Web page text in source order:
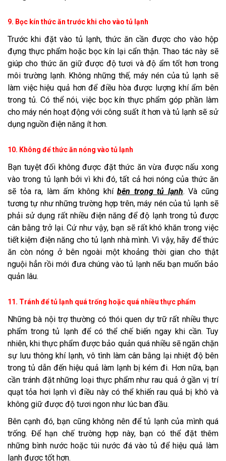
9. Bọc kín thức ăn trước khi cho vào tủ lạnh
Trước khi đặt vào tủ lạnh, thức ăn cần được cho vào hộp
đựng thực phẩm hoặc bọc kín lại cẩn thận. Thao tác này sẽ
giúp cho thức ăn giữ được độ tươi và độ ẩm tốt hơn trong
môi trường lạnh. Không những thế, máy nén của tủ lạnh sẽ
làm việc hiệu quả hơn để điều hòa được lượng khí ẩm bên
trong tủ. Có thể nói, việc bọc kín thực phẩm góp phần làm
cho máy nén hoạt động với công suất ít hơn và tủ lạnh sẽ sử
dụng nguồn điện năng ít hơn.
10. Không để thức ăn nóng vào tủ lạnh
Bạn tuyệt đối không được đặt thức ăn vừa được nấu xong
vào trong tủ lạnh bởi vì khi đó, tất cả hơi nóng của thức ăn
sẽ tỏa ra, làm ấm không khíbên trong tủ lạnh. Và cũng
tương tự như những trường hợp trên, máy nén của tủ lạnh sẽ
phải sử dụng rất nhiều điện năng để độ lạnh trong tủ được
cân bằng trở lại. Cứ như vậy, bạn sẽ rất khó khăn trong việc
tiết kiệm điện năng cho tủ lạnh nhà mình. Vì vậy, hãy để thức
ăn còn nóng ở bên ngoài một khoảng thời gian cho thật
nguội hẳn rồi mới đưa chúng vào tủ lạnh nếu bạn muốn bảo
quản lâu.
11. Tránh để tủ lạnh quá trống hoặc quá nhiều thực phẩm
Những bà nội trợ thường có thói quen dự trữ rất nhiều thực
phẩm trong tủ lạnh để có thể chế biến ngay khi cần. Tuy
nhiên, khi thực phẩm được bảo quản quá nhiều sẽ ngăn chặn
sự lưu thông khí lạnh, vô tình làm cân bằng lại nhiệt độ bên
trong tủ dẫn đến hiệu quả làm lạnh bị kém đi. Hơn nữa, bạn
cần tránh đặt những loại thực phẩm như rau quả ở gần vị trí
quạt tỏa hơi lạnh vì điều này có thể khiến rau quả bị khô và
không giữ được độ tươi ngon như lúc ban đầu.
Bên cạnh đó, bạn cũng không nên để tủ lạnh của mình quá
trống. Để hạn chế trường hợp này, bạn có thể đặt thêm
những bình nước hoặc túi nước đá vào tủ để hiệu quả làm
lạnh được tốt hơn.